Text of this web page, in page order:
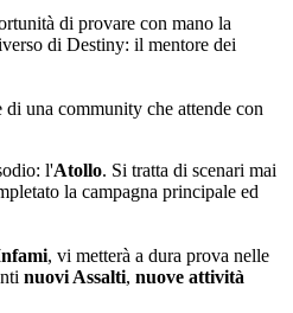
di provare con mano la
di Destiny: il mentore dei
una community che attende con
l'Atollo. Si tratta di scenari mai
la campagna principale ed
, vi metterà a dura prova nelle
nuovi Assalti, nuove attività